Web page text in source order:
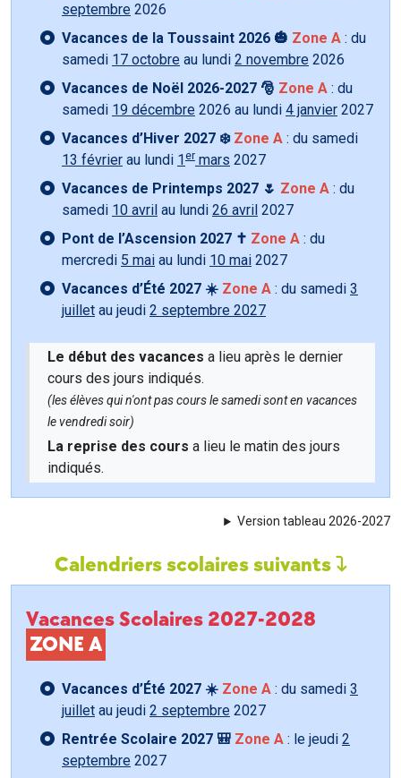
septembre 2026
Vacances de la Toussaint 2026 🎃 Zone A : du
samedi 17 octobre au lundi 2 novembre 2026
Vacances de Noël 2026-2027 🎅 Zone A : du
samedi 19 décembre 2026 au lundi 4 janvier 2027
Vacances d’Hiver 2027 ❄️ Zone A : du samedi
13 février au lundi 1 er mars 2027
Vacances de Printemps 2027 🌷 Zone A : du
samedi 10 avril au lundi 26 avril 2027
Pont de l’Ascension 2027 ✝️ Zone A : du
mercredi 5 mai au lundi 10 mai 2027
Vacances d’Été 2027 ☀️ Zone A : du samedi 3
juillet au jeudi 2 septembre 2027
Le début des vacances a lieu après le dernier
cours des jours indiqués.
(les élèves qui n'ont pas cours le samedi sont en vacances
le vendredi soir)
La reprise des cours a lieu le matin des jours
indiqués.
Version tableau 2026-2027
Calendriers scolaires suivants
Vacances Scolaires 2027-2028
ZONE A
Vacances d’Été 2027 ☀️ Zone A : du samedi 3
juillet au jeudi 2 septembre 2027
Rentrée Scolaire 2027 🎒 Zone A : le jeudi 2
septembre 2027